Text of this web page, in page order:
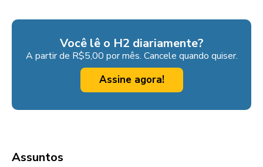
Você lê o H2 diariamente?
A partir de R$5,00 por mês. Cancele quando quiser.
Assine agora!
Assuntos